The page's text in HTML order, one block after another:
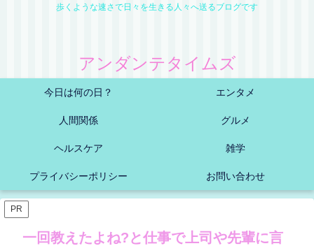
歩くような速さで日々を生きる人々へ送るブログです
アンダンテタイムズ
今日は何の日？ エンタメ
人間関係 グルメ
ヘルスケア 雑学
プライバシーポリシー お問い合わせ
PR
一回教えたよね?と仕事で上司や先輩に言